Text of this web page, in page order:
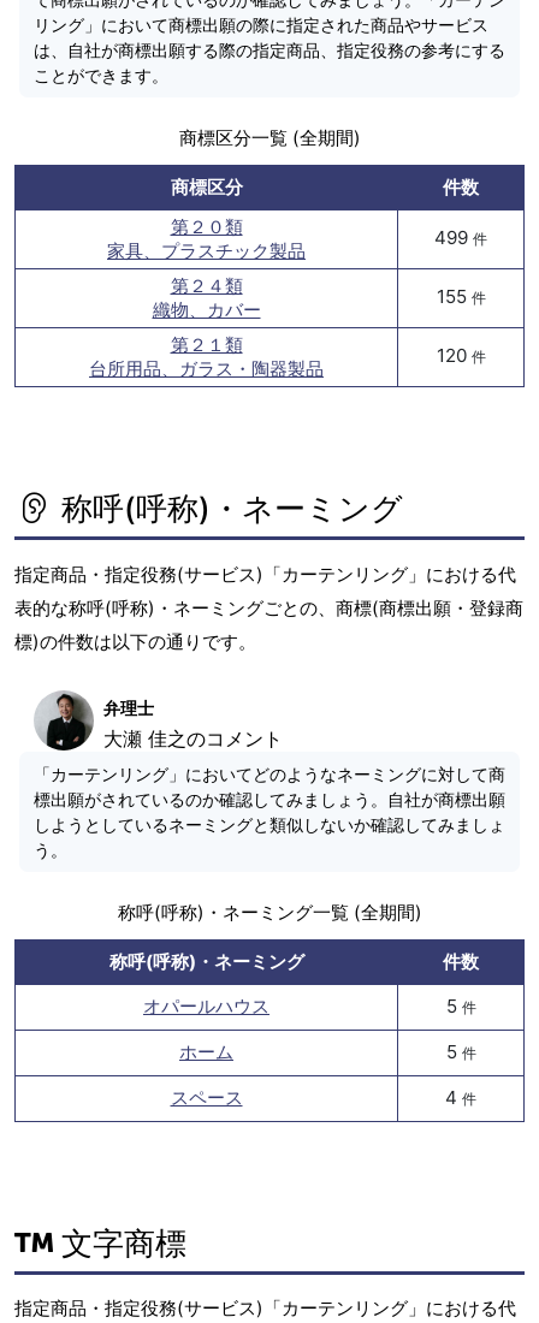
リング」において商標出願の際に指定された商品やサービス
は、自社が商標出願する際の指定商品、指定役務の参考にする
ことができます。
商標区分一覧 (全期間)
商標区分
件数
第２０類
家具、プラスチック製品
499 件
第２４類
織物、カバー
155 件
第２１類
台所用品、ガラス・陶器製品
120 件
称呼(呼称)・ネーミング
指定商品・指定役務(サービス)「カーテンリング」における代
表的な称呼(呼称)・ネーミングごとの、商標(商標出願・登録商
標)の件数は以下の通りです。
弁理士
大瀬 佳之のコメント
「カーテンリング」においてどのようなネーミングに対して商
標出願がされているのか確認してみましょう。自社が商標出願
しようとしているネーミングと類似しないか確認してみましょ
う。
称呼(呼称)・ネーミング一覧 (全期間)
称呼(呼称)・ネーミング
件数
オパールハウス
5 件
ホーム 5 件
スペース 4 件
文字商標
指定商品・指定役務(サービス)「カーテンリング」における代